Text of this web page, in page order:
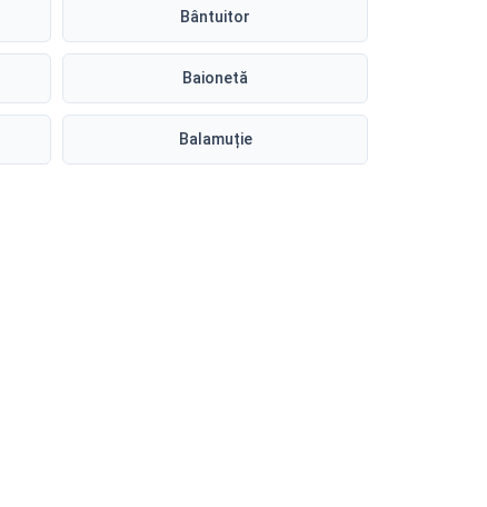
Bântuitor
Baionetă
Balamuție